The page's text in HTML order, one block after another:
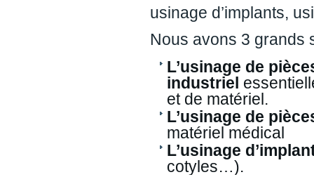
usinage d’implants,
Nous avons 3 grands
L’usinage de
industriel
et de matériel.
L’usinage de
matériel médical
L’usinage
cotyles…).